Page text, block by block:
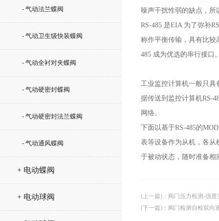
- 气动法兰蝶阀
- 气动卫生级快装蝶阀
- 气动全衬对夹蝶阀
- 气动硬密封蝶阀
- 气动硬密封法兰蝶阀
- 气动通风蝶阀
+ 电动蝶阀
+ 电动球阀
噪声干扰性弱的缺点，
RS-485 是EIA 为了弥补
称作平衡传输，具有比较
485 成为优选的串行接口
工业监控计算机一般只具
据传送到监控计算机RS-
网络。
下面以基于RS-485的
表等设备作为从机，各从
于被动状态，随时准备相
(上一篇) ： 阀门压力检测-强
(下一篇) ： 阀门检测自检双向